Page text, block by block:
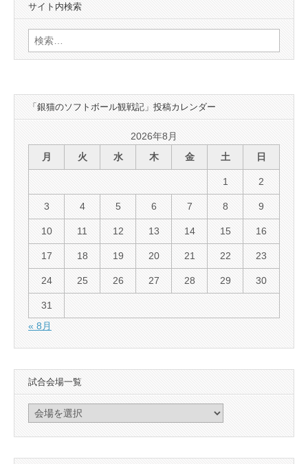
サイト内検索
検
索:
「銀猫のソフトボール観戦記」投稿カレンダー
2026年8月
月
火 水 木 金 土 日
1 2
3 4 5 6 7 8 9
10 11 12 13 14 15 16
17 18 19 20 21 22 23
24 25 26 27 28 29 30
31
« 8月
試合会場一覧